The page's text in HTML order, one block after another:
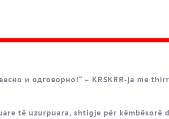
и одговорно!“ – KRSKRR-ja me
të uzurpuara, shtigje për këmbësorë